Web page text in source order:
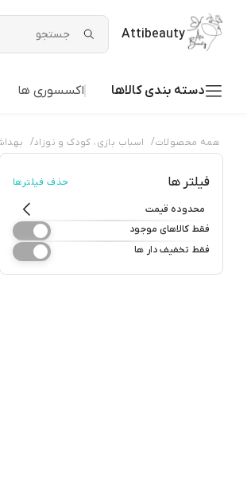
Attibeauty
دسته بندی کالاها اکسسوری ها
همه محصولات/ اسباب بازی، کودک و نوزاد/
فیلتر ها حذف فیلترها
محدوده قیمت
فقط کالاهای موجود
فقط تخفیف دار ها